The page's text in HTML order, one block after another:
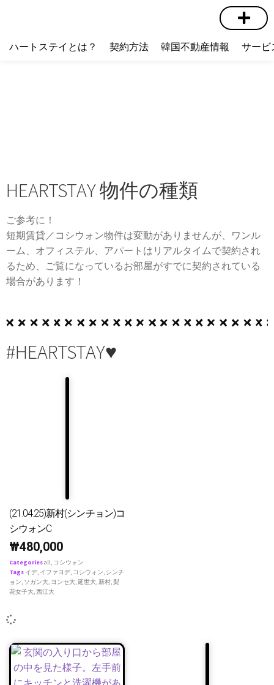
ハートステイとは？ 契約方法 韓国不動産情報 サービ
HEARTSTAY 物件の種類
ご参考に！
短期賃貸／コシウォン物件は変動がありませんが、ワンル
ーム、オフィステル、アパートはリアルタイムで契約され
るため、ご覧になっているお部屋がすでに契約されている
場合があります！
#HEARTSTAY♥
(21.04.25)新村(シンチョン)コ
シウォンC
₩480,000
Categoriesall, コシウォン
Tags イデ, イファヨデ, コシウォン, シンチ
ョン, ソガン大, ヨンセ大,延世大,新村,梨
花女子大,西江大